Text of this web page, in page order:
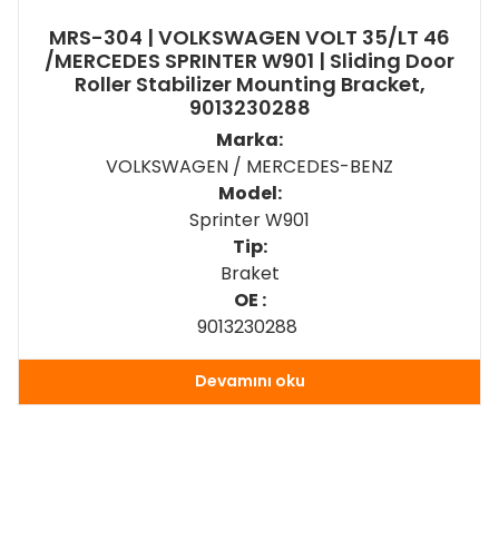
MRS-304 | VOLKSWAGEN VOLT 35/LT 46
/MERCEDES SPRINTER W901 | Sliding Door
Roller Stabilizer Mounting Bracket,
9013230288
Marka:
VOLKSWAGEN / MERCEDES-BENZ
Model:
Sprinter W901
Tip:
Braket
OE :
9013230288
Devamını oku